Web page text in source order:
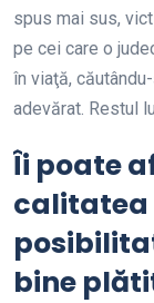
spus mai sus,
pe cei care o
în viaţă,
adevărat. Restul
Îi poate
calitatea
bine